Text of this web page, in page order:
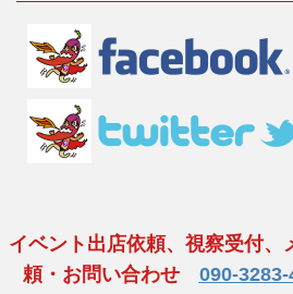
イベント出店依頼、視察受付、
頼・お問い合わせ 090-3283-